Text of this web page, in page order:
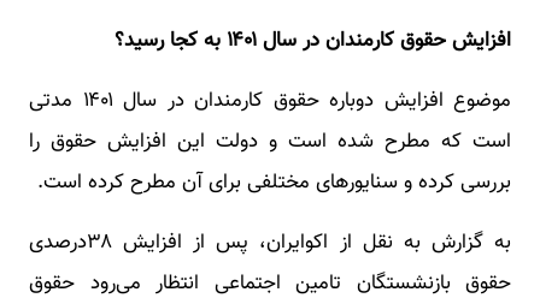
افزایش حقوق کارمندان در سال ۱۴۰۱ به کجا رسید؟
موضوع افزایش دوباره حقوق کارمندان در سال ۱۴۰۱ مدتی
است که مطرح شده است و دولت این افزایش حقوق را
بررسی کرده و سنایورهای مختلفی برای آن مطرح کرده است.
به گزارش به نقل از اکوایران، پس از افزایش ۳۸درصدی
حقوق بازنشستگان تامین اجتماعی انتظار می‌رود حقوق